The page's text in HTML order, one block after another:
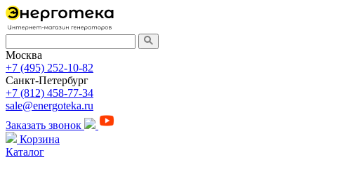
Москва
+7 (495) 252-10-82
Санкт-Петербург
+7 (812) 458-77-34
sale@energoteka.ru
Заказать звонок
Корзина
Каталог